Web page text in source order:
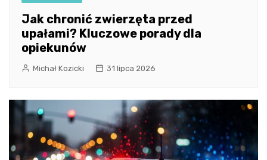
Jak chronić zwierzęta przed
upałami? Kluczowe porady dla
opiekunów
Michał Kozicki 31 lipca 2026